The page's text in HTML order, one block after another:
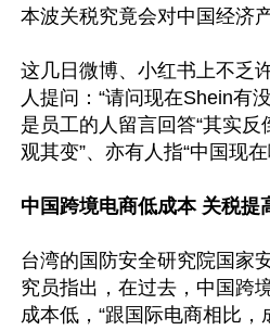
本波关税究竟会对中国经济
这几日微博、小红书上不乏
人提问：“请问现在Shein有
是员工的人留言回答“其实
观其变”、亦有人指“中国现
中国跨境电商低成本 关税提
台湾的国防安全研究院国家
究员指出，在过去，中国跨
成本低，“跟国际电商相比